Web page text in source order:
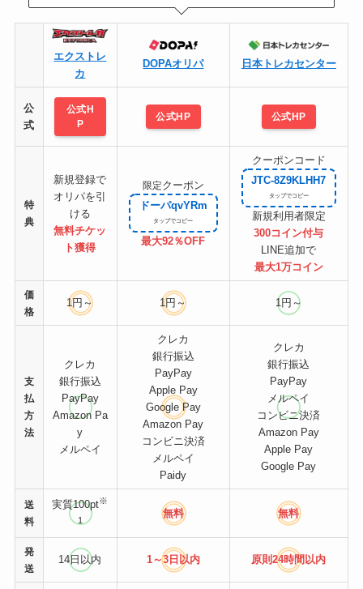
エクストレ
カ
DOPAオリパ 日本トレカセンター
公
式
公式H
P
公式HP 公式HP
特
典
新規登録で
オリパを引
ける
無料チケッ
ト獲得
限定クーポン
ドーパqvYRm
最大92％OFF
クーポンコード
JTC-8Z9KLHH7
新規利用者限定
300コイン付与
LINE追加で
最大1万コイン
価
格
1円～ 1円～ 1円～
支
払
方
法
クレカ
銀行振込
PayPay
Amazon Pa
y
メルペイ
クレカ
銀行振込
PayPay
Apple Pay
Google Pay
Amazon Pay
コンビニ決済
メルペイ
Paidy
クレカ
銀行振込
PayPay
メルペイ
コンビニ決済
Amazon Pay
Apple Pay
Google Pay
送
料
実質100pt※
1
無料 無料
発
送
14日以内 1～3日以内 原則24時間 以内